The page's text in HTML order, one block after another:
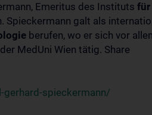
Emeritus des Instituts für
galt als
berufen, wo er sich vor
MedUni Wien tätig. Share
spieckermann/